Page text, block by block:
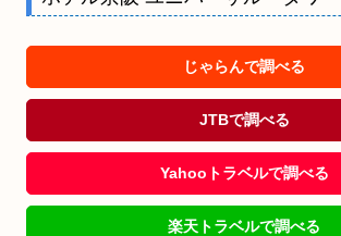
じゃらんで調べる
JTBで調べる
Yahooトラベルで調べる
楽天トラベルで調べる